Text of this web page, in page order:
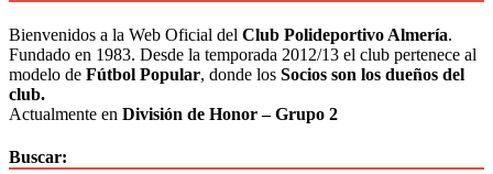
Bienvenidos a la Web Oficial del Club Polideportivo Almería.
Fundado en 1983. Desde la temporada 2012/13 el club pertenece al
modelo de Fútbol Popular, donde los Socios son los dueños del
club.
Actualmente en División de Honor – Grupo 2
Buscar: